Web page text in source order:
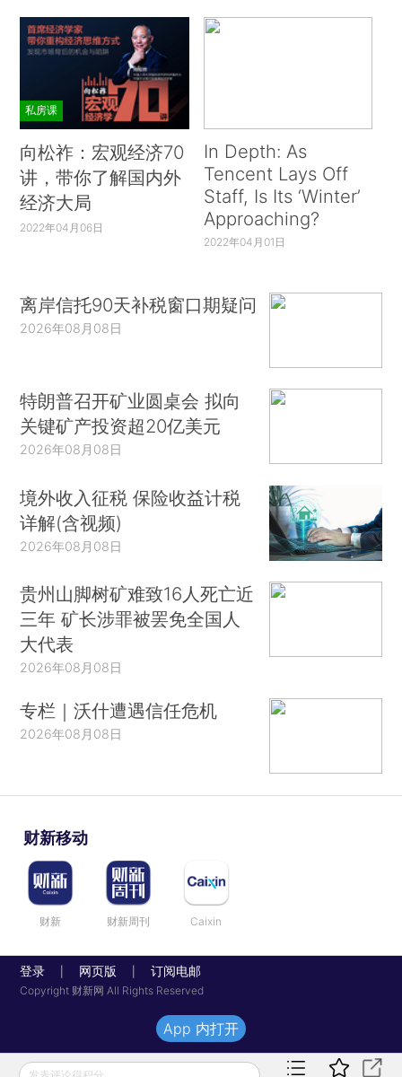
私房课
向松祚：宏观经济70
讲，带你了解国内外
经济大局
2022年04月06日
In Depth: As
Tencent Lays Off
Staff, Is Its ‘Winter’
Approaching?
2022年04月01日
离岸信托90天补税窗口期疑问
2026年08月08日
特朗普召开矿业圆桌会 拟向
关键矿产投资超20亿美元
2026年08月08日
境外收入征税 保险收益计税
详解(含视频)
2026年08月08日
贵州山脚树矿难致16人死亡近
三年 矿长涉罪被罢免全国人
大代表
2026年08月08日
专栏｜沃什遭遇信任危机
2026年08月08日
财新移动
财新 财新周刊 Caixin
登录 网页版 订阅电邮
Copyright 财新网 All Rights Reserved
发表评论得积分
App 内打开